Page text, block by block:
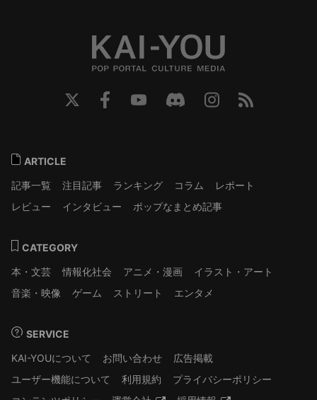
ARTICLE
記事一覧
注目記事 ランキング コラム
レポート
レビュー
インタビュー ポップなまとめ記事
CATEGORY
本・文芸
情報化社会 アニメ・漫画
イラスト・アート
音楽・映像
ゲーム ストリート エンタメ
SERVICE
KAI-YOUについて
お問い合わせ
広告掲載
ユーザー機能について
利用規約
プライバシーポリシー